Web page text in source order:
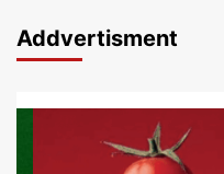
Addvertisment